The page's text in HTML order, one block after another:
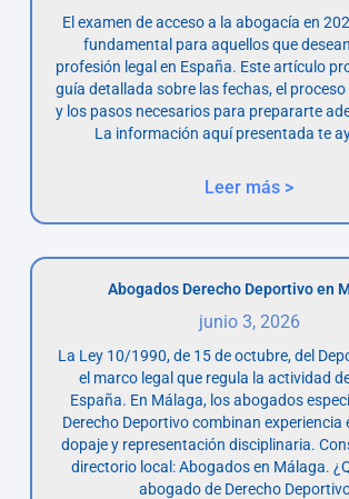
El examen de acceso a la abogacía en
fundamental para aquellos que
profesión legal en España. Este artículo
guía detallada sobre las fechas, el
y los pasos necesarios para prepararte
La información aquí presentada te
Leer más >
Abogados Derecho Deportivo en
junio 3, 2026
La Ley 10/1990, de 15 de octubre, del
el marco legal que regula la actividad
España. En Málaga, los abogados
Derecho Deportivo combinan experiencia
dopaje y representación disciplinaria.
directorio local: Abogados en Málaga.
abogado de Derecho